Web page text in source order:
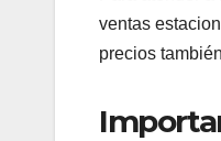
ventas
precios